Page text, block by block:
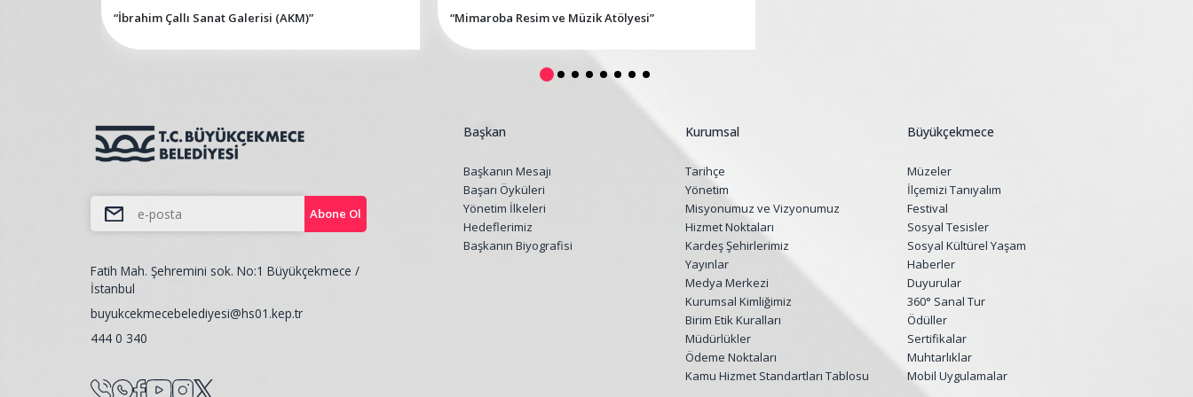
“İbrahim Çallı Sanat Galerisi (AKM)” “Mimaroba Resim ve Müzik Atölyesi”
Abone Ol
Fatih Mah. Şehremini sok. No:1 Büyükçekmece /
İstanbul
buyukcekmecebelediyesi@hs01.kep.tr
444 0 340
Başkan
Başkanın Mesajı
Başarı Öyküleri
Yönetim İlkeleri
Hedeflerimiz
Başkanın Biyografisi
Kurumsal
Tarihçe
Yönetim
Misyonumuz ve Vizyonumuz
Hizmet Noktaları
Kardeş Şehirlerimiz
Yayınlar
Medya Merkezi
Kurumsal Kimliğimiz
Birim Etik Kuralları
Müdürlükler
Ödeme Noktaları
Kamu Hizmet Standartları Tablosu
Büyükçekmece
Müzeler
İlçemizi Tanıyalım
Festival
Sosyal Tesisler
Sosyal Kültürel Yaşam
Haberler
Duyurular
360° Sanal Tur
Ödüller
Sertifikalar
Muhtarlıklar
Mobil Uygulamalar